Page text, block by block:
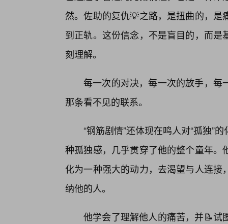
然。佐助的复仇💡之路，是扭曲的，
到正轨。这份信念，不是盲目的，而
刻理解。
每一次的对决，每一次的放手，每
那条看不见的联系。
“钢筋剧情”还体现在鸣人对“孤独”
种孤独感，几乎贯穿了他的整个童年
化为一种强大的动力，去渴望与人连
纳他的人。
他学会了理解他人的痛苦，并📝试